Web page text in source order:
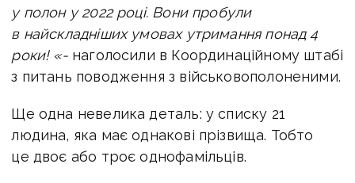
у полон у 2022 році. Вони пробули
в найскладніших умовах утримання понад 4
роки! «- наголосили в Координаційному штабі
з питань поводження з військовополоненими.
Ще одна невелика деталь: у списку 21
людина, яка має однакові прізвища. Тобто
це двоє або троє однофамільців.